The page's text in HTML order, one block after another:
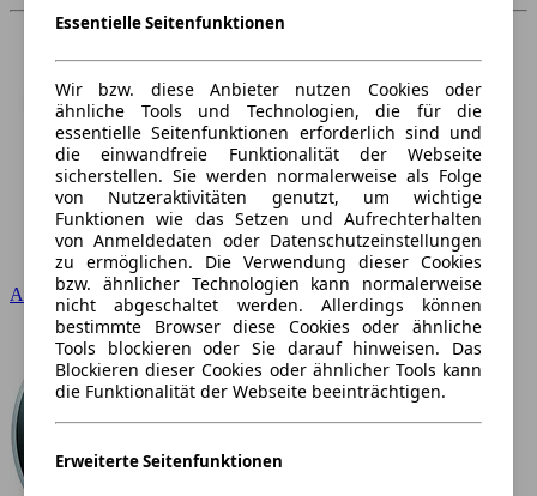
Audi
Essentielle Seitenfunktionen
Wir bzw. diese Anbieter nutzen Cookies oder
ähnliche Tools und Technologien, die für die
essentielle Seitenfunktionen erforderlich sind und
die einwandfreie Funktionalität der Webseite
sicherstellen. Sie werden normalerweise als Folge
von Nutzeraktivitäten genutzt, um wichtige
Funktionen wie das Setzen und Aufrechterhalten
von Anmeldedaten oder Datenschutzeinstellungen
zu ermöglichen. Die Verwendung dieser Cookies
bzw. ähnlicher Technologien kann normalerweise
nicht abgeschaltet werden. Allerdings können
bestimmte Browser diese Cookies oder ähnliche
Tools blockieren oder Sie darauf hinweisen. Das
Blockieren dieser Cookies oder ähnlicher Tools kann
die Funktionalität der Webseite beeinträchtigen.
Erweiterte Seitenfunktionen